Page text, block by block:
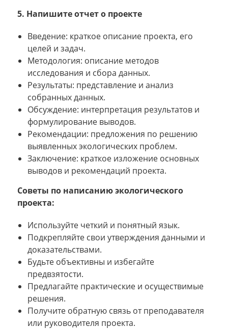
5. Напишите отчет о проекте
Введение: краткое описание проекта, его
целей и задач.
Методология: описание методов
исследования и сбора данных.
Результаты: представление и анализ
собранных данных.
Обсуждение: интерпретация результатов и
формулирование выводов.
Рекомендации: предложения по решению
выявленных экологических проблем.
Заключение: краткое изложение основных
выводов и рекомендаций проекта.
Советы по написанию экологического
проекта:
Используйте четкий и понятный язык.
Подкрепляйте свои утверждения данными и
доказательствами.
Будьте объективны и избегайте
предвзятости.
Предлагайте практические и осуществимые
решения.
Получите обратную связь от преподавателя
или руководителя проекта.